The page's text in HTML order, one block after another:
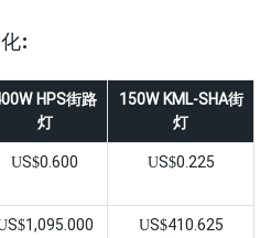
:
HPS街路
灯
150W KML-SHA街
灯
US$0.600 US$0.225
US$410.625